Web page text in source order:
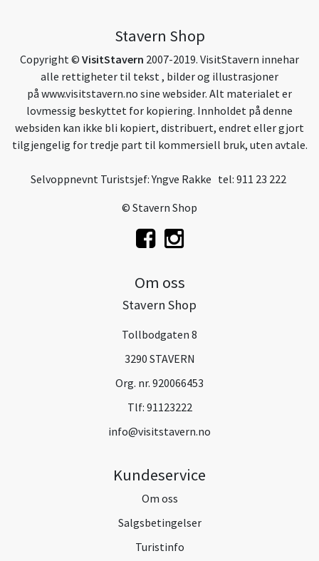
Stavern Shop
Copyright © VisitStavern 2007-2019. VisitStavern innehar
alle rettigheter til tekst , bilder og illustrasjoner
på www.visitstavern.no sine websider. Alt materialet er
lovmessig beskyttet for kopiering. Innholdet på denne
websiden kan ikke bli kopiert, distribuert, endret eller gjort
tilgjengelig for tredje part til kommersiell bruk, uten avtale.
Selvoppnevnt Turistsjef: Yngve Rakke tel: 911 23 222
© Stavern Shop
Om oss
Stavern Shop
Tollbodgaten 8
3290 STAVERN
Org. nr. 920066453
Tlf: 91123222
info@visitstavern.no
Kundeservice
Om oss
Salgsbetingelser
Turistinfo